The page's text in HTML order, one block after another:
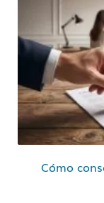
Cómo